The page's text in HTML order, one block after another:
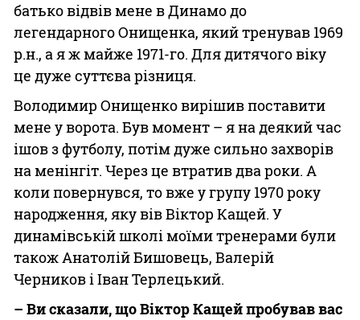
батько відвів мене в Динамо до
легендарного Онищенка, який тренував 1969
р.н., а я ж майже 1971-го. Для дитячого віку
це дуже суттєва різниця.
Володимир Онищенко вирішив поставити
мене у ворота. Був момент – я на деякий час
ішов з футболу, потім дуже сильно захворів
на менінгіт. Через це втратив два роки. А
коли повернувся, то вже у групу 1970 року
народження, яку вів Віктор Кащей. У
динамівській школі моїми тренерами були
також Анатолій Бишовець, Валерій
Черников і Іван Терлецький.
– Ви сказали, що Віктор Кащей пробував вас